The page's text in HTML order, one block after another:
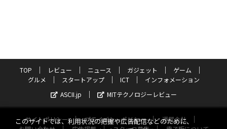
TOP レビュー ニュース ガジェット
ゲーム
グルメ
スタートアップ ICT
インフォメーション
ASCII.jp
MITテクノロジーレビュー
サイトポリシー プライバシーポリシー
運営会社
このサイトでは、利用状況の把握や広告配信などのために、